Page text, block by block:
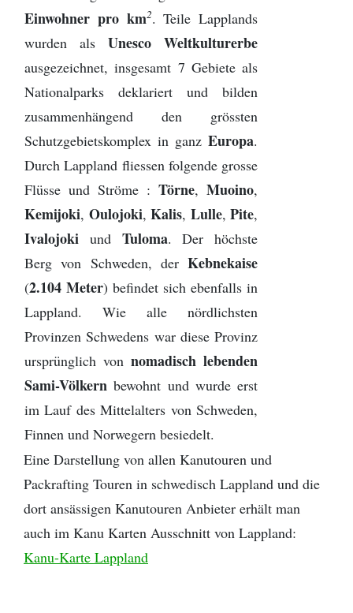
Einwohner pro km2. Teile Lapplands
wurden als Unesco Weltkulturerbe
ausgezeichnet, insgesamt 7 Gebiete als
Nationalparks deklariert und bilden
zusammenhängend den grössten
Schutzgebietskomplex in ganz Europa.
Durch Lappland fliessen folgende grosse
Flüsse und Ströme : Törne, Muoino,
Kemijoki, Oulojoki, Kalis, Lulle, Pite,
Ivalojoki und Tuloma. Der höchste
Berg von Schweden, der Kebnekaise
(2.104 Meter) befindet sich ebenfalls in
Lappland. Wie alle nördlichsten
Provinzen Schwedens war diese Provinz
ursprünglich von nomadisch lebenden
Sami-Völkern bewohnt und wurde erst
im Lauf des Mittelalters von Schweden,
Finnen und Norwegern besiedelt.
Eine Darstellung von allen Kanutouren und
Packrafting Touren in schwedisch Lappland und die
dort ansässigen Kanutouren Anbieter erhält man
auch im Kanu Karten Ausschnitt von Lappland:
Kanu-Karte Lappland
Provinz Bohuslän
Provinz Västergötland
Provinz Östergötland
Provinz Småland
Provinz Halland
Provinz Blekinge
Provinz Skåne